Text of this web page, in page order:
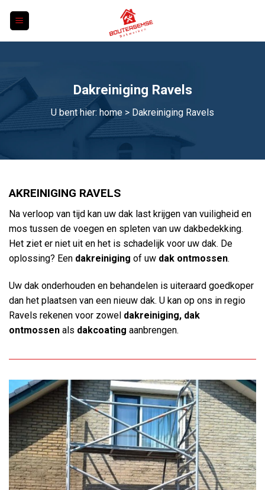
Dakreiniging Ravels
U bent hier: home > Dakreiniging Ravels
AKREINIGING RAVELS
Na verloop van tijd kan uw dak last krijgen van vuiligheid en
mos tussen de voegen en spleten van uw dakbedekking.
Het ziet er niet uit en het is schadelijk voor uw dak. De
oplossing? Een dakreiniging of uw dak ontmossen.
Uw dak onderhouden en behandelen is uiteraard goedkoper
dan het plaatsen van een nieuw dak. U kan op ons in regio
Ravels rekenen voor zowel dakreiniging, dak
ontmossen als dakcoating aanbrengen.